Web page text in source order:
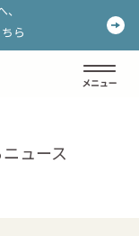
ら
ら
ュース